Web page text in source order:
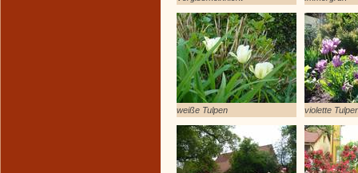
weiße Tulpen violette